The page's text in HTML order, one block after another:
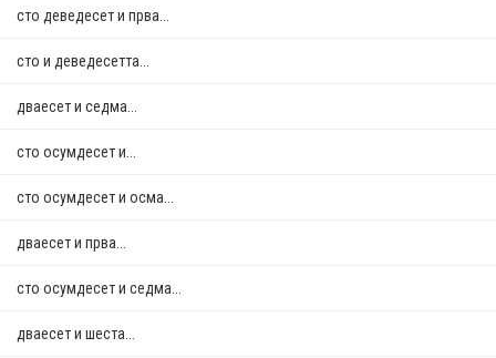
сто деведесет и прва...
сто и деведесетта...
дваесет и седма...
сто осумдесет и...
сто осумдесет и осма...
дваесет и прва...
сто осумдесет и седма...
дваесет и шеста...